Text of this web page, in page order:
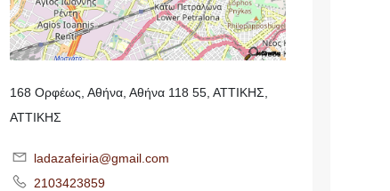
168 Ορφέως, Αθήνα, Αθήνα 118 55, ΑΤΤΙΚΗΣ,
ΑΤΤΙΚΗΣ
ladazafeiria@gmail.com
2103423859